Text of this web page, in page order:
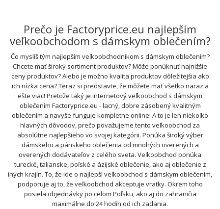
Prečo je Factoryprice.eu najlepším
veľkoobchodom s dámskym oblečením?
Čo myslíš tým najlepším veľkoobchodníkom s dámskym oblečením?
Chcete mať široký sortiment produktov? Môže ponúknuť najnižšie
ceny produktov? Alebo je možno kvalita produktov dôležitejšia ako
ich nízka cena? Teraz si predstavte, že môžete mať všetko naraz a
ešte viac! Pretože taký je internetový veľkoobchod s dámskym
oblečením Factoryprice.eu - lacný, dobre zásobený kvalitným
oblečením a navyše funguje kompletne online! A to je len niekoľko
hlavných dôvodov, prečo považujeme tento veľkoobchod za
absolútne najlepšieho vo svojej kategórii. Ponúka široký výber
dámskeho a pánskeho oblečenia od mnohých overených a
overených dodávateľov z celého sveta. Veľkoobchod ponúka
turecké, talianske, poľské a ázijské oblečenie, ako aj oblečenie z
iných krajín. To, že ide o najlepší veľkoobchod s dámskym oblečením,
podporuje aj to, že veľkoobchod akceptuje vratky. Okrem toho
posiela objednávky po celom Poľsku, ako aj do zahraničia
maximálne do 24 hodín od ich zadania.